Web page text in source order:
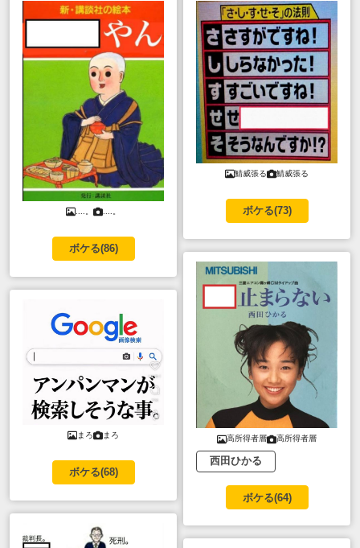
ボケる(86)
まろ まろ
ボケる(68)
鯖威張る 鯖威張る
ボケる(73)
高所得者層 高所得者層
西田ひかる
ボケる(64)